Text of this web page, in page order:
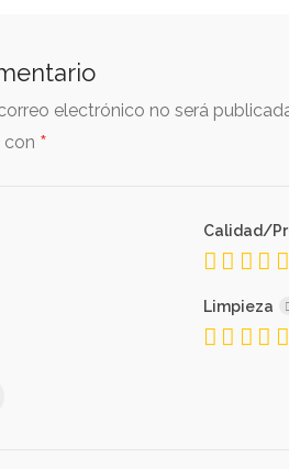
electrónico no será
con *
Calidad/
Limpieza